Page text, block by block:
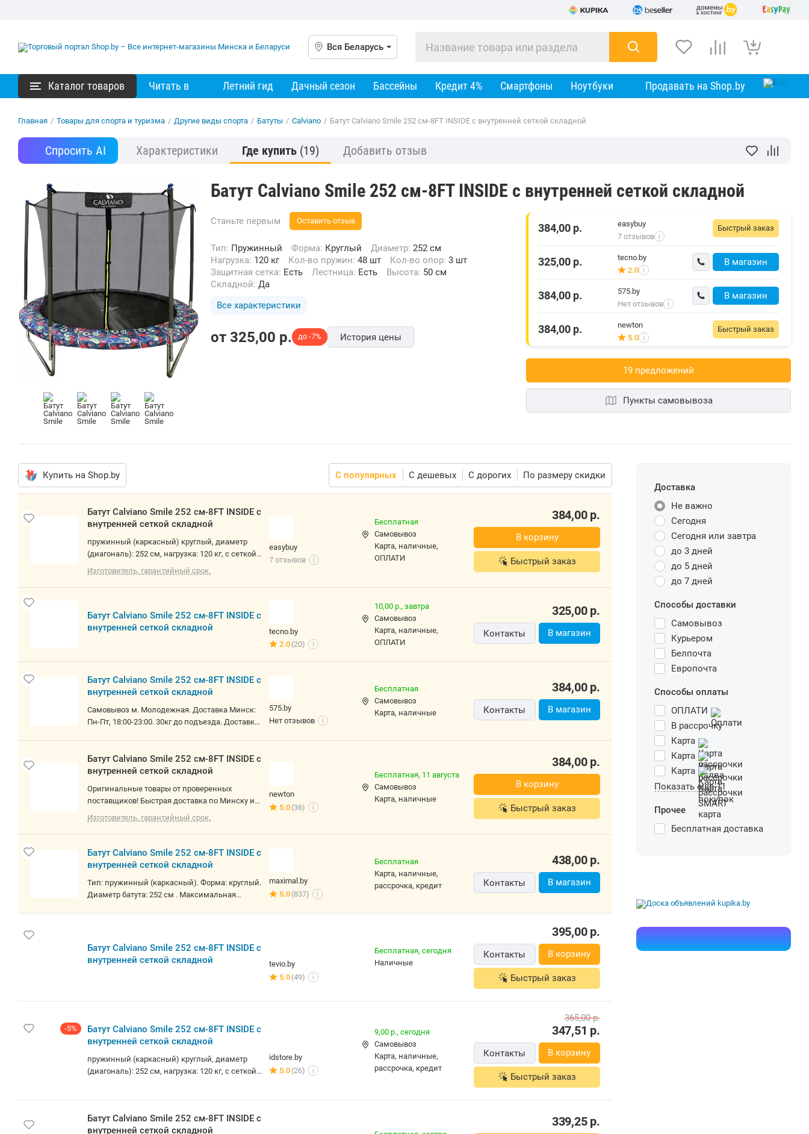
Вся Беларусь
Каталог товаров Читать в Летний гид Дачный сезон Бассейны Кредит 4% Смартфоны Ноутбуки Продавать на Shop.by
Главная / Товары для спорта и туризма / Другие виды спорта / Батуты / Calviano / Батут Calviano Smile 252 см-8FT INSIDE с внутренней сеткой складной
Спросить AI Характеристики Где купить (19) Добавить отзыв
Батут Calviano Smile 252 см-8FT INSIDE с внутренней сеткой складной
Станьте первым Оставить отзыв
Тип: Пружинный Форма: Круглый Диаметр: 252 см
Нагрузка: 120 кг Кол-во пружин: 48 шт Кол-во опор: 3 шт
Защитная сетка: Есть Лестница: Есть Высота: 50 см
Складной: Да
Все характеристики
от 325,00 p. до -7% История цены
Быстрый заказ
384,00 р.
easybuy
7 отзывов i
В магазин
325,00 р.
tecno.by
2.0 i
В магазин
384,00 р.
575.by
Нет отзывов i
Быстрый заказ
384,00 р.
newton
5.0 i
19 предложений
Пункты самовывоза
Купить на Shop.by С популярных С дешевых С дорогих По размеру скидки
Батут Calviano Smile 252 см-8FT INSIDE с
внутренней сеткой складной
пружинный (каркасный) круглый, диаметр
(диагональ): 252 см, нагрузка: 120 кг, с сеткой,
Изготовитель, гарантийный срок.
easybuy
7 отзывов
i
Бесплатная
Самовывоз
карта, наличные,
ОПЛАТИ
384,00р.
В корзину
Быстрый заказ
Батут Calviano Smile 252 см-8FT INSIDE с
внутренней сеткой складной
tecno.by
2.0 (20) i
10,00 р., завтра
Самовывоз
карта, наличные,
ОПЛАТИ
325,00р.
Контакты В магазин
Батут Calviano Smile 252 см-8FT INSIDE с
внутренней сеткой складной
Самовывоз м. Молодежная. Доставка Минск:
Пн-Пт, 18:00-23:00. 30кг до подъезда. Доставка
как по РБ. В наличии 1 шт.
575.by
Нет отзывов
i
Бесплатная
Самовывоз
карта, наличные
384,00р.
Контакты В магазин
Батут Calviano Smile 252 см-8FT INSIDE с
внутренней сеткой складной
Оригинальные товары от проверенных
поставщиков! Быстрая доставка по Минску и
РБ. О товаре: пружинный (каркасный) круглый,
диаметр (диагональ): 252 см, нагрузка: 120 кг, с
сеткой, с лестницей
Изготовитель, гарантийный срок.
newton
5.0 (36) i
Бесплатная, 11 августа
Самовывоз
карта, наличные
384,00р.
В корзину
Быстрый заказ
Батут Calviano Smile 252 см-8FT INSIDE с
внутренней сеткой складной
Тип: пружинный (каркасный). Форма: круглый.
Диаметр батута: 252 см . Максимальная
maximal.by
5.0 (837) i
Бесплатная
карта, наличные,
рассрочка, кредит
438,00р.
Контакты В магазин
Батут Calviano Smile 252 см-8FT INSIDE с
внутренней сеткой складной
tevio.by
5.0 (49) i
Бесплатная, сегодня
наличные
395,00р.
Контакты В корзину
Быстрый заказ
-5%
Батут Calviano Smile 252 см-8FT INSIDE с
внутренней сеткой складной
пружинный (каркасный) круглый, диаметр
(диагональ): 252 см, нагрузка: 120 кг, с сеткой,
idstore.by
5.0 (26) i
9,00 р., сегодня
Самовывоз
карта, наличные,
рассрочка, кредит
347,51 р.
365,00р.
Контакты В корзину
Быстрый заказ
Батут Calviano Smile 252 см-8FT INSIDE с
внутренней сеткой складной
339,25р.
Доставка
Не важно
Сегодня
Сегодня или завтра
до 3 дней
до 5 дней
до 7 дней
Способы доставки
Самовывоз
Курьером
Белпочта
Европочта
Способы оплаты
ОПЛАТИ
В рассрочку
Карта
Карта
Карта
Показать еще 11
Прочее
Бесплатная доставка